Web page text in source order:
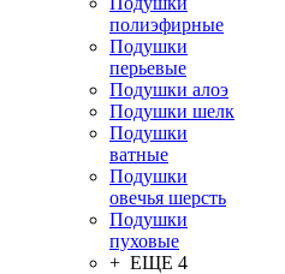
полиэфирные
Подушки
перьевые
Подушки алоэ
Подушки шелк
Подушки
ватные
Подушки
овечья шерсть
Подушки
пуховые
+ ЕЩЕ 4